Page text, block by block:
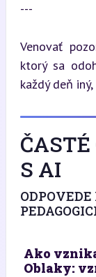
---
Venovať
ktorý sa
každý deň
S AI
Ako
Oblaky: